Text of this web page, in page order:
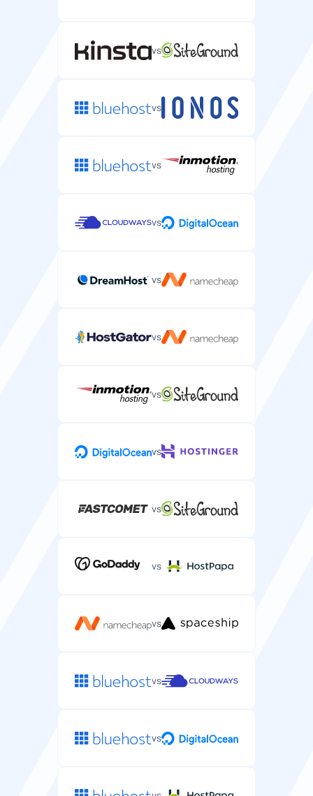
vs
vs
vs
vs
vs
vs
vs
vs
vs
vs
vs
vs
vs